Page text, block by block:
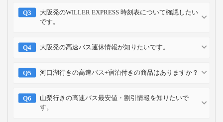
大阪発のWILLER EXPRESS 時刻表について確認したい
です。
大阪発の高速バス運休情報が知りたいです。
河口湖行きの高速バス+宿泊付きの商品はありますか？
山梨行きの高速バス最安値・割引情報を知りたいで
す。